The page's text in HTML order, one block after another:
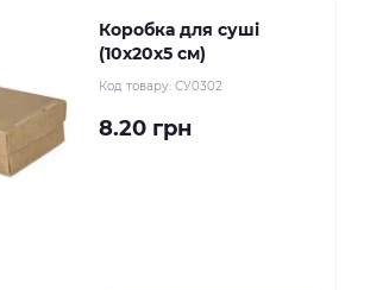
Коробка для суші
(10х20х5 см)
Код товару: СУ0302
8.20 грн